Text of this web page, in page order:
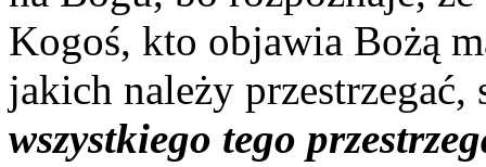
Kogoś, kto objawia Bożą
jakich należy
wszystkiego tego